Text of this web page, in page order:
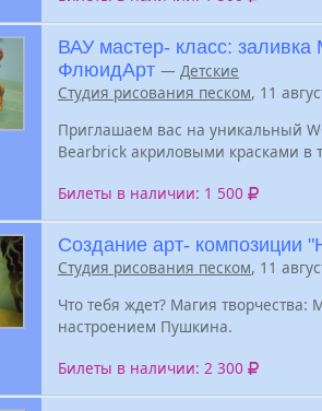
ВАУ мастер- класс: заливка
ФлюидАрт — Детские
Студия рисования песком, 11
Приглашаем вас на уникальный
Bearbrick акриловыми красками в
Билеты в наличии: 1 500
Создание арт- композиции
Студия рисования песком, 11
Что тебя ждет? Магия
настроением Пушкина.
Билеты в наличии: 2 300